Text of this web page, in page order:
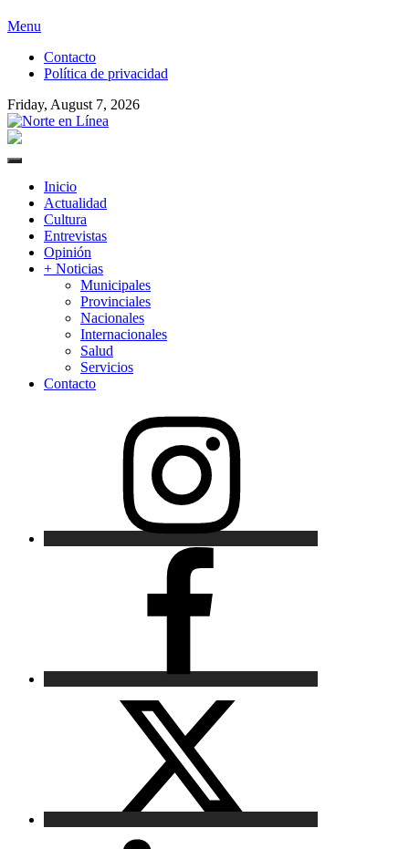
Skip
content
Menu
Contacto
Política de privacidad
Friday, August 7, 2026
Primary
Inicio
Actualidad
Cultura
Entrevistas
Opinión
+ Noticias
Municipales
Provinciales
Nacionales
Internacionales
Salud
Servicios
Contacto